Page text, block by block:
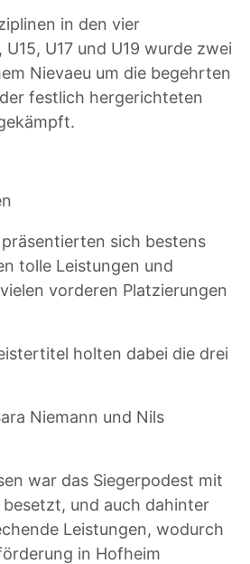
in den vier
U15, U17 und U19 wurde zwei
Nievaeu um die begehrten
festlich hergerichteten
sich bestens
tolle Leistungen und
vorderen Platzierungen
holten dabei die drei
Niemann und Nils
war das Siegerpodest mit
und auch dahinter
Leistungen, wodurch
in Hofheim